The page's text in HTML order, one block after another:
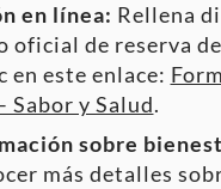
en línea: Rellena
oficial de reserva
en este enlace:
Sabor y Salud.
sobre
más detalles